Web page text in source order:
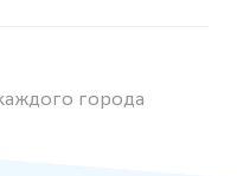
города